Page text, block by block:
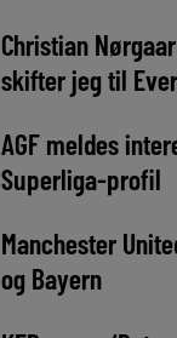
Christian
skifter jeg til
AGF meldes
Superliga-profil
Manchester
og Bayern